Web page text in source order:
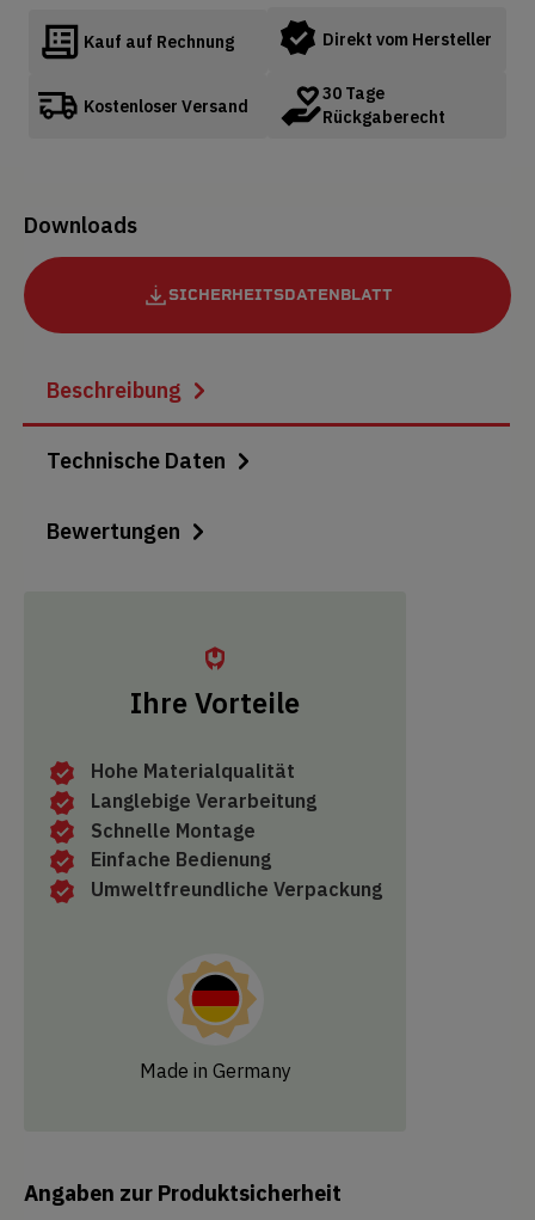
Kauf auf Rechnung
Kostenloser Versand
Direkt vom Hersteller
30 Tage
Rückgaberecht
Downloads
SICHERHEITSDATENBLATT
Beschreibung
Technische Daten
Bewertungen
Ihre Vorteile
Hohe Materialqualität
Langlebige Verarbeitung
Schnelle Montage
Einfache Bedienung
Umweltfreundliche Verpackung
Made in Germany
Angaben zur Produktsicherheit